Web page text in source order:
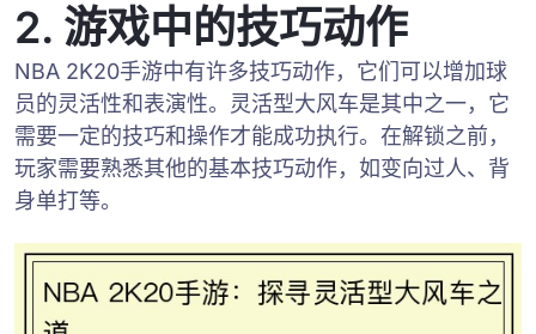
2. 游戏中的技巧动作
NBA 2K20手游中有许多技巧动作，它们可以增加球
员的灵活性和表演性。灵活型大风车是其中之一，它
需要一定的技巧和操作才能成功执行。在解锁之前，
玩家需要熟悉其他的基本技巧动作，如变向过人、背
身单打等。